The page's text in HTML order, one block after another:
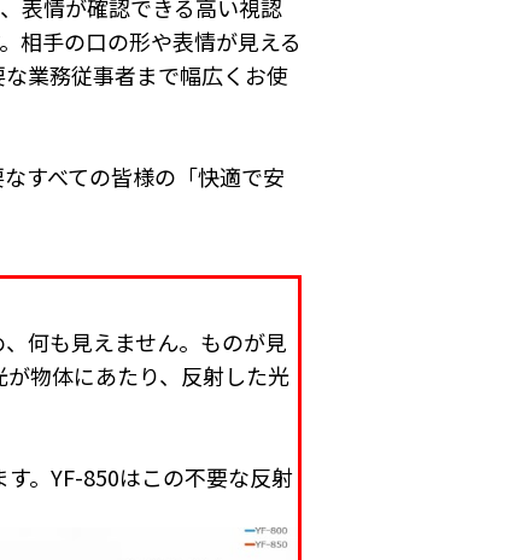
表情が確認できる高い視認
相手の口の形や表情が見える
業務従事者まで幅広くお使
すべての皆様の「快適で安
何も見えません。ものが見
物体にあたり、反射した光
。YF-850はこの不要な反射